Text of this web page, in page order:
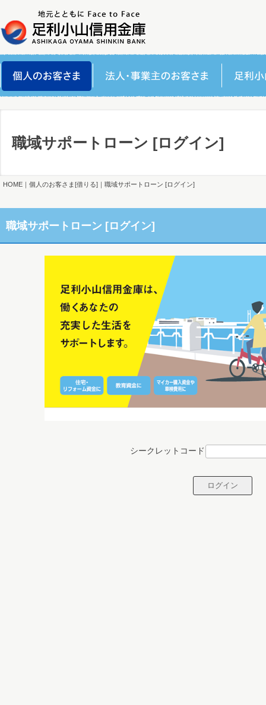
職域サポートローン [ログイン]
HOME ｜ 個人のお客さま[借りる] ｜職域サポートローン [ログイン]
職域サポートローン [ログイン]
シークレットコード